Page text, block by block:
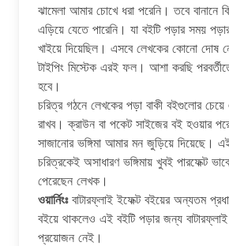
ঝামেলা আমার চোখে ধরা পরেনি। তবে বানানে
এড়িয়ে যেতে পারেনি। যা বইটি পড়ার সময়
খাইয়ে দিয়েছিল। এসবে লেখকের কোনো দোষ
টাইপিং মিস্টেক এরই ফল। আশা করছি
হবে।
চরিত্র গঠনে লেখকের পড়া বাকী বইগুলোর
রাখব। ক্রাউন বা পকেট সাইজের বই হওয়ার
সাজানোর ভঙ্গিমা আমার মন জুড়িয়ে দিয়েছে।
চরিত্রকেই অসাধারণ ভঙ্গিমায় খুবই পারফেক্ট
পেরেছেন লেখক।
ওয়ার্নিংঃবাটারফ্লাই ইফেক্ট বইয়ের অন্যতম
বইয়ে থাকলেও এই বইটি পড়ার জন্য
প্রয়োজন নেই।